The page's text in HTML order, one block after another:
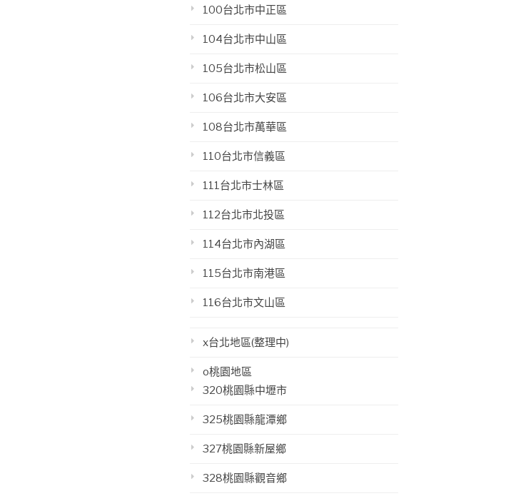
100台北市中正區
104台北市中山區
105台北市松山區
106台北市大安區
108台北市萬華區
110台北市信義區
111台北市士林區
112台北市北投區
114台北市內湖區
115台北市南港區
116台北市文山區
x台北地區(整理中)
o桃園地區
320桃園縣中壢市
325桃園縣龍潭鄉
327桃園縣新屋鄉
328桃園縣觀音鄉